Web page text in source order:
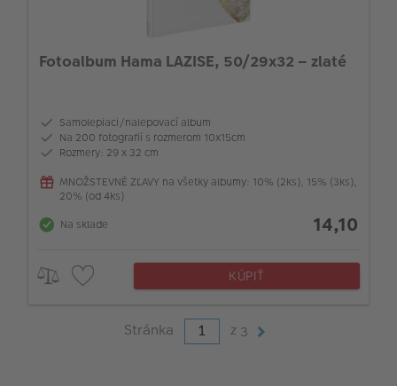
Fotoalbum Hama LAZISE, 50/29x32 – zlaté
Samolepiaci/nalepovací album
Na 200 fotografií s rozmerom 10x15cm
Rozmery: 29 x 32 cm
MNOŽSTEVNÉ ZĽAVY na všetky albumy: 10% (2ks), 15% (3ks),
20% (od 4ks)
Na sklade
14,10
KÚPIŤ
Stránka z 3